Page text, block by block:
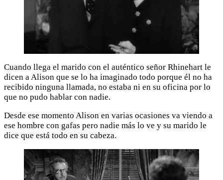
Cuando llega el marido con el auténtico señor Rhinehart le
dicen a Alison que se lo ha imaginado todo porque él no ha
recibido ninguna llamada, no estaba ni en su oficina por lo
que no pudo hablar con nadie.
Desde ese momento Alison en varias ocasiones va viendo a
ese hombre con gafas pero nadie más lo ve y su marido le
dice que está todo en su cabeza.